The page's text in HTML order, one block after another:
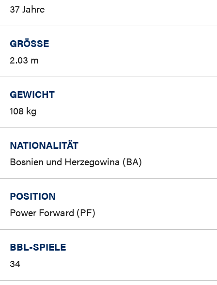
37 Jahre
GRÖSSE
2.03 m
GEWICHT
108 kg
NATIONALITÄT
Bosnien und Herzegowina (BA)
POSITION
Power Forward (PF)
BBL-SPIELE
34